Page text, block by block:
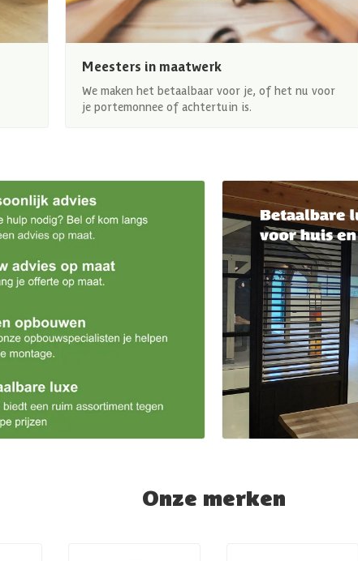
Meesters in maatwerk
We maken het betaalbaar voor je, of het nu voor
je portemonnee of achtertuin is.
Onze merken